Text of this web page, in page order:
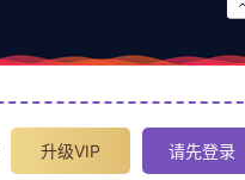
升级VIP 请先登录